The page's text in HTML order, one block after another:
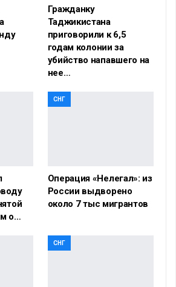
Гражданку
Таджикистана
приговорили к 6,5
годам колонии за
убийство напавшего на
нее…
о…
СНГ
Операция «Нелегал»: из
России выдворено
около 7 тыс мигрантов
СНГ